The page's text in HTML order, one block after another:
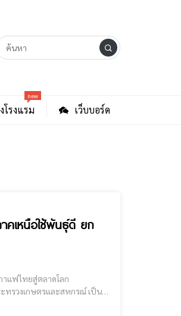
โรงแรม
new
เว็บบอร์ด
คเหนือใช้พันธุ์ดี ยก
แฟไทยสู่ตลาดโลก